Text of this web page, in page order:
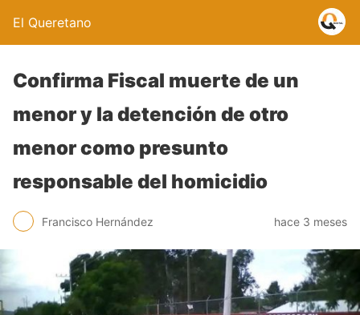
El Queretano
Confirma Fiscal muerte de un
menor y la detención de otro
menor como presunto
responsable del homicidio
Francisco Hernández hace 3 meses